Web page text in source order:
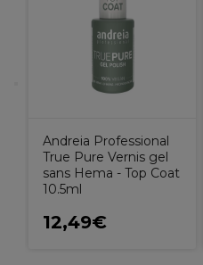
Andreia Professional
True Pure Vernis gel
sans Hema - Top Coat
10.5ml
12,49€